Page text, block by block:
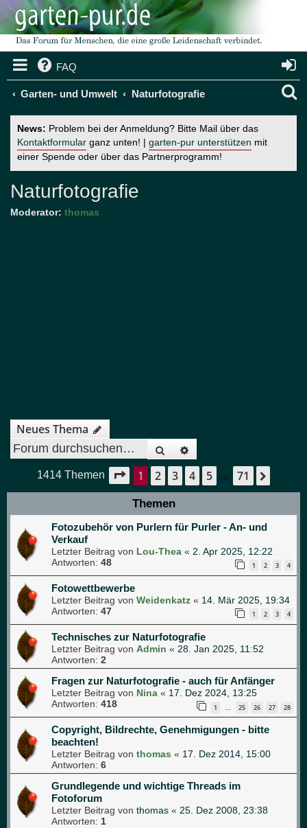
FAQ
Garten- und Umwelt Naturfotografie
News: Problem bei der Anmeldung? Bitte Mail über das
Kontaktformular ganz unten! | garten-pur unterstützen mit
einer Spende oder über das Partnerprogramm!
Naturfotografie
Moderator: thomas
Neues Thema
Suche
1414 Themen Seite 1von 71
1 2 3 4 5 … 71
Themen
Fotozubehör von Purlern für Purler - An- und
Verkauf
Letzter Beitrag von Lou-Thea « 2. Apr 2025, 12:22
Antworten: 48 1 2 3 4
Fotowettbewerbe
Letzter Beitrag von Weidenkatz « 14. Mär 2025, 19:34
Antworten: 47 1 2 3 4
Technisches zur Naturfotografie
Letzter Beitrag von Admin « 28. Jan 2025, 11:52
Antworten: 2
Fragen zur Naturfotografie - auch für Anfänger
Letzter Beitrag von Nina « 17. Dez 2024, 13:25
Antworten: 418 1 … 25 26 27 28
Copyright, Bildrechte, Genehmigungen - bitte
beachten!
Letzter Beitrag von thomas « 17. Dez 2014, 15:00
Antworten: 6
Grundlegende und wichtige Threads im
Fotoforum
Letzter Beitrag von thomas « 25. Dez 2008, 23:38
Antworten: 1